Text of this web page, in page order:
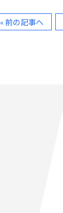
« 前の記事へ